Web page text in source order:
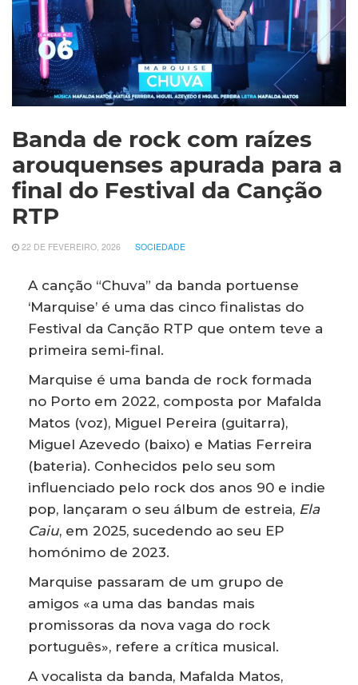
Banda de rock com raízes
arouquenses apurada para a
final do Festival da Canção
RTP
22 DE FEVEREIRO, 2026 SOCIEDADE
A canção “Chuva” da banda portuense
‘Marquise’ é uma das cinco finalistas do
Festival da Canção RTP que ontem teve a
primeira semi-final.
Marquise é uma banda de rock formada
no Porto em 2022, composta por Mafalda
Matos (voz), Miguel Pereira (guitarra),
Miguel Azevedo (baixo) e Matias Ferreira
(bateria). Conhecidos pelo seu som
influenciado pelo rock dos anos 90 e indie
pop, lançaram o seu álbum de estreia, Ela
Caiu, em 2025, sucedendo ao seu EP
homónimo de 2023.
Marquise passaram de um grupo de
amigos «a uma das bandas mais
promissoras da nova vaga do rock
português», refere a crítica musical.
A vocalista da banda, Mafalda Matos,